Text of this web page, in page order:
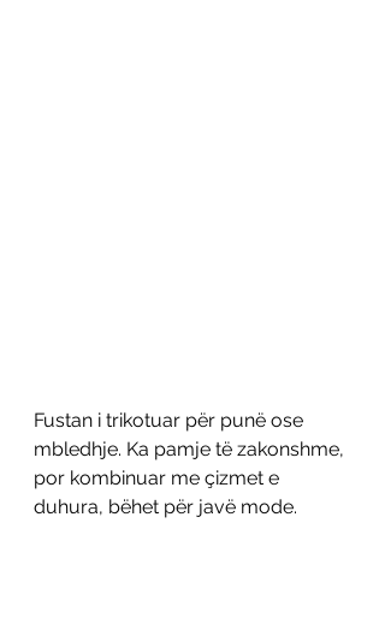
Fustan i trikotuar për punë ose
mbledhje. Ka pamje të zakonshme,
por kombinuar me çizmet e
duhura, bëhet për javë mode.